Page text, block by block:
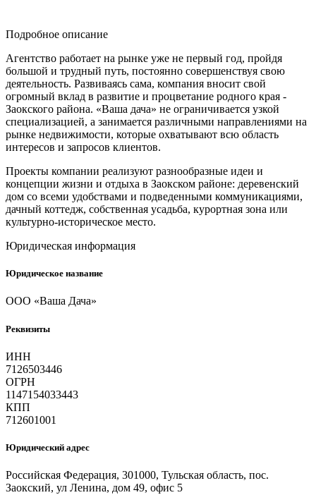
Подробное описание
Агентство работает на рынке уже не первый год, пройдя
большой и трудный путь, постоянно совершенствуя свою
деятельность. Развиваясь сама, компания вносит свой
огромный вклад в развитие и процветание родного края -
Заокского района. «Ваша дача» не ограничивается узкой
специализацией, а занимается различными направлениями на
рынке недвижимости, которые охватывают всю область
интересов и запросов клиентов.
Проекты компании реализуют разнообразные идеи и
концепции жизни и отдыха в Заокском районе: деревенский
дом со всеми удобствами и подведенными коммуникациями,
дачный коттедж, собственная усадьба, курортная зона или
культурно-историческое место.
Юридическая информация
Юридическое название
ООО «Ваша Дача»
Реквизиты
ИНН
7126503446
ОГРН
1147154033443
КПП
712601001
Юридический адрес
Российская Федерация, 301000, Тульская область, пос.
Заокский, ул Ленина, дом 49, офис 5